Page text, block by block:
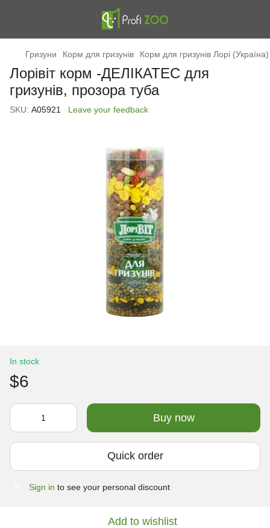
Гризуни Корм для гризунів Корм для гризунів Лорі (Україна)
Лорівіт корм -ДЕЛІКАТЕС для
гризунів, прозора туба
SKU: А05921 Leave your feedback
In stock
$6
Buy now
Quick order
Sign in to see your personal discount
Add to wishlist